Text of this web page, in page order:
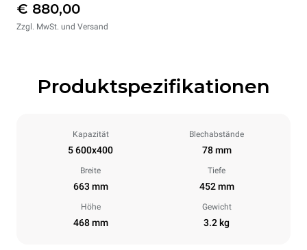
€ 880,00
Zzgl. MwSt. und Versand
Produktspezifikationen
Kapazität
5 600x400
Blechabstände
78 mm
Breite
663 mm
Tiefe
452 mm
Höhe
468 mm
Gewicht
3.2 kg